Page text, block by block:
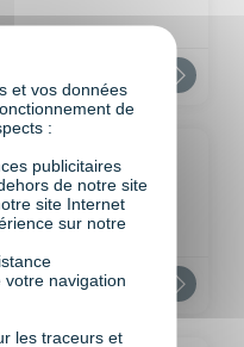
et vos données
de
:
publicitaires
de notre site
site Internet
sur notre
navigation
les traceurs et